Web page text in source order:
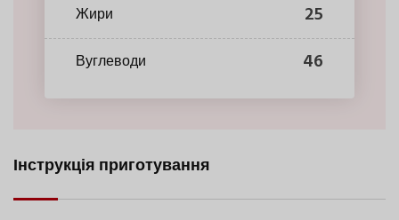
Жири 25
Вуглеводи 46
Інструкція приготування